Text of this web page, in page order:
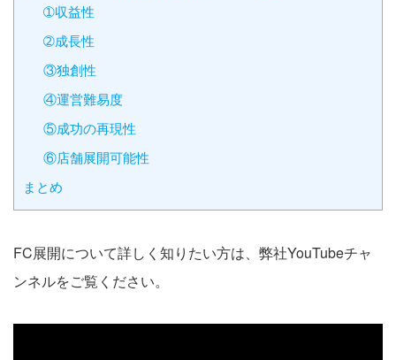
➀収益性
➁成長性
③独創性
④運営難易度
⑤成功の再現性
⑥店舗展開可能性
まとめ
FC展開について詳しく知りたい方は、弊社YouTubeチャ
ンネルをご覧ください。